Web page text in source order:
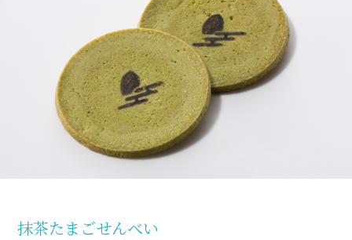
抹茶たまごせんべい